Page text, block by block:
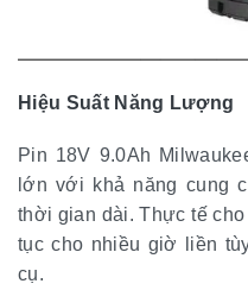
Hiệu Suất Năng Lượng
Pin 18V 9.0Ah
lớn với khả năng cung
thời gian dài. Thực tế
tục cho nhiều giờ liền
cụ.